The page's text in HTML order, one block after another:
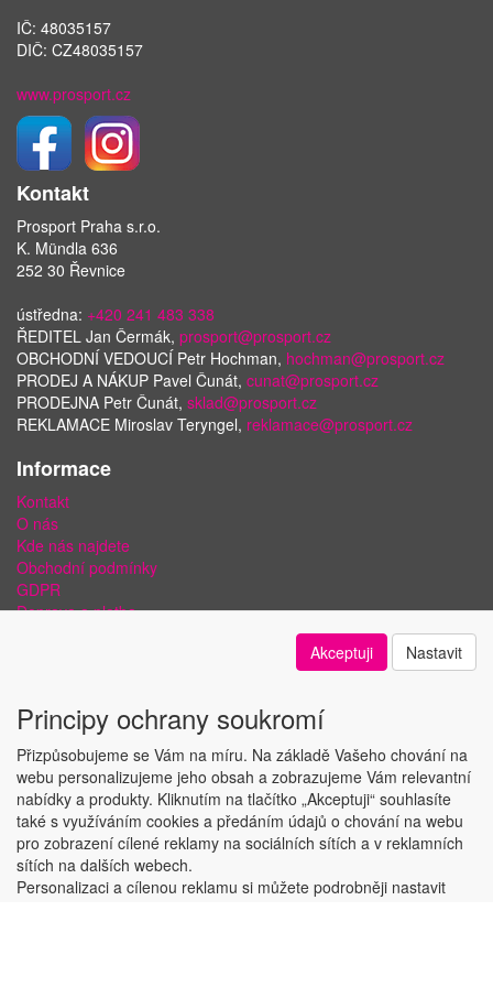
IČ: 48035157
DIČ: CZ48035157
www.prosport.cz
Kontakt
Prosport Praha s.r.o.
K. Mündla 636
252 30 Řevnice
ústředna: +420 241 483 338
ŘEDITEL Jan Čermák, prosport@prosport.cz
OBCHODNÍ VEDOUCÍ Petr Hochman, hochman@prosport.cz
PRODEJ A NÁKUP Pavel Čunát, cunat@prosport.cz
PRODEJNA Petr Čunát, sklad@prosport.cz
REKLAMACE Miroslav Teryngel, reklamace@prosport.cz
Informace
Kontakt
O nás
Kde nás najdete
Obchodní podmínky
GDPR
Doprava a platba
Copyright © ABRA Software a.s. 2018
Akceptuji Nastavit
Principy ochrany soukromí
Přizpůsobujeme se Vám na míru. Na základě Vašeho chování na
webu personalizujeme jeho obsah a zobrazujeme Vám relevantní
nabídky a produkty. Kliknutím na tlačítko „Akceptuji“ souhlasíte
také s využíváním cookies a předáním údajů o chování na webu
pro zobrazení cílené reklamy na sociálních sítích a v reklamních
sítích na dalších webech.
Personalizaci a cílenou reklamu si můžete podrobněji nastavit